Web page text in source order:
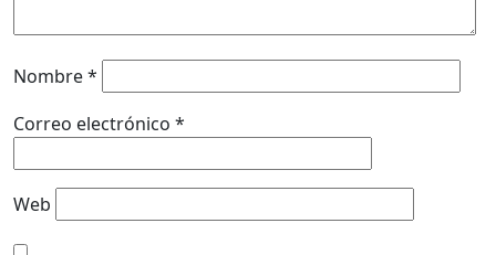
Nombre*
Correo electrónico *
Web